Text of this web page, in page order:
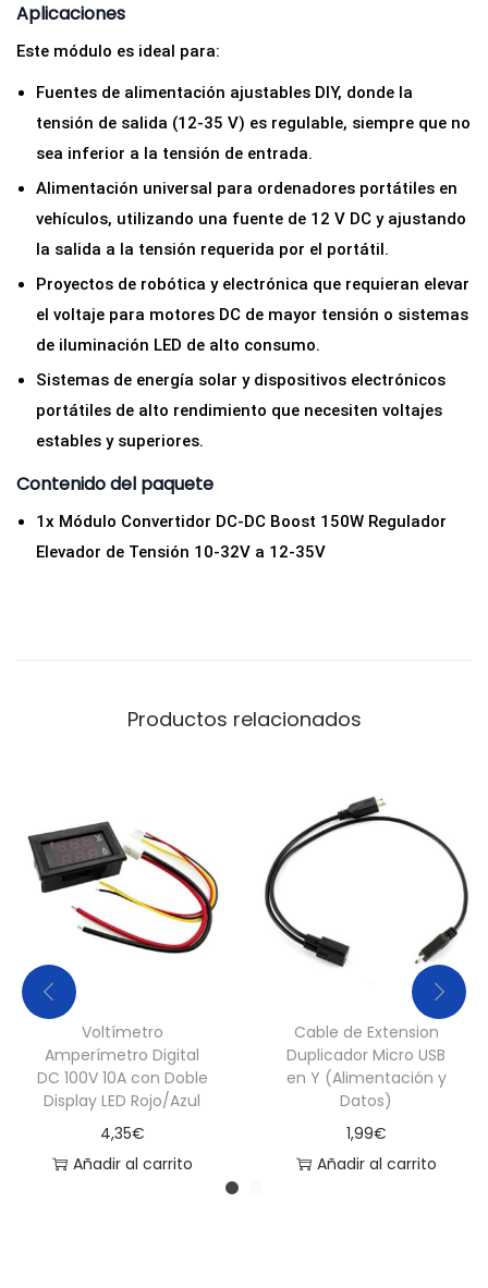
Aplicaciones
Este módulo es ideal para:
Fuentes de alimentación ajustables DIY, donde la
tensión de salida (12-35 V) es regulable, siempre que no
sea inferior a la tensión de entrada.
Alimentación universal para ordenadores portátiles en
vehículos, utilizando una fuente de 12 V DC y ajustando
la salida a la tensión requerida por el portátil.
Proyectos de robótica y electrónica que requieran elevar
el voltaje para motores DC de mayor tensión o sistemas
de iluminación LED de alto consumo.
Sistemas de energía solar y dispositivos electrónicos
portátiles de alto rendimiento que necesiten voltajes
estables y superiores.
Contenido del paquete
1x Módulo Convertidor DC-DC Boost 150W Regulador
Elevador de Tensión 10-32V a 12-35V
Productos relacionados
Voltímetro
Amperímetro Digital
DC 100V 10A con Doble
Display LED Rojo/Azul
4,35€
Añadir al carrito
Cable de Extension
Duplicador Micro USB
en Y (Alimentación y
Datos)
1,99€
Añadir al carrito